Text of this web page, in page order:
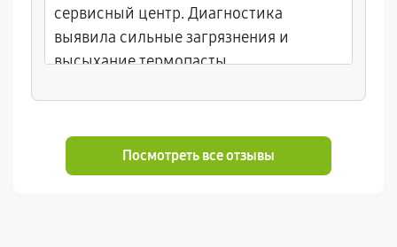
сервисный центр. Диагностика
выявила сильные загрязнения и
высыхание термопасты.
Посмотреть все отзывы